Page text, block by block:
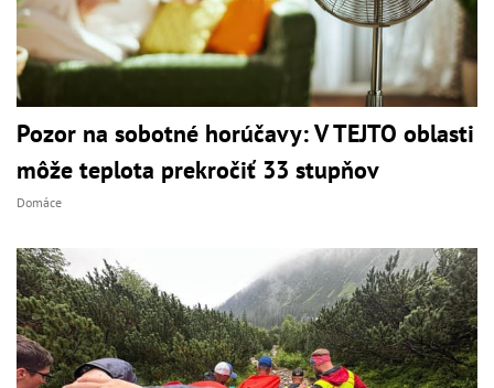
Pozor na sobotné horúčavy: V TEJTO oblasti
môže teplota prekročiť 33 stupňov
Domáce